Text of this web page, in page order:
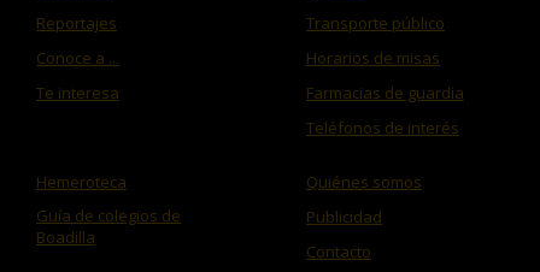
Reportajes
Conoce a ...
Te interesa
Transporte público
Horarios de misas
Farmacias de guardia
Teléfonos de interés
Hemeroteca
Guía de colegios de
Boadilla
Quiénes somos
Publicidad
Contacto